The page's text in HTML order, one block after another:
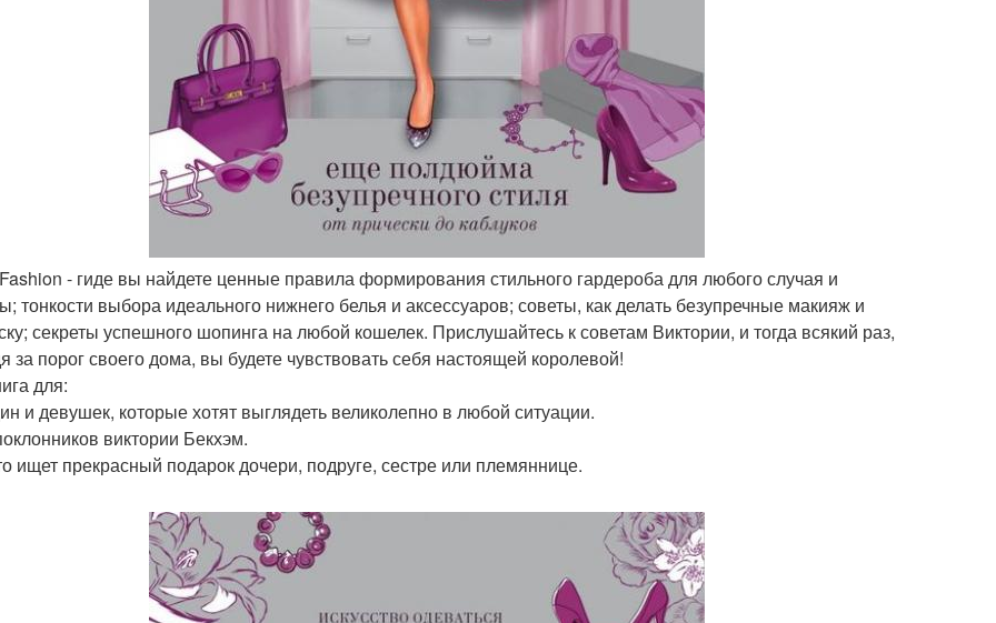
- гиде вы найдете ценные правила формирования стильного гардероба для любого случая и
тонкости выбора идеального нижнего белья и аксессуаров; советы, как делать безупречные макияж и
секреты успешного шопинга на любой кошелек. Прислушайтесь к советам Виктории, и тогда всякий раз,
за порог своего дома, вы будете чувствовать себя настоящей королевой!
для:
и девушек, которые хотят выглядеть великолепно в любой ситуации.
виктории Бекхэм.
ищет прекрасный подарок дочери, подруге, сестре или племяннице.